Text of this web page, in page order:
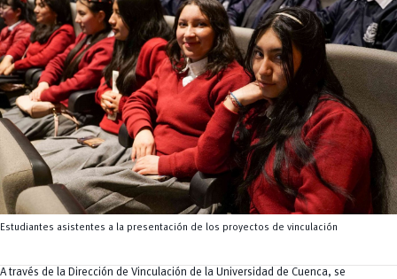
y Agropecuarias
MOVERU
Posgrados
Radio Universitaria
Salud
Sostenibilidad
Vinculación
Estudiantes asistentes a la presentación de los proyectos de vinculación
A través de la Dirección de Vinculación de la Universidad de Cuenca, se